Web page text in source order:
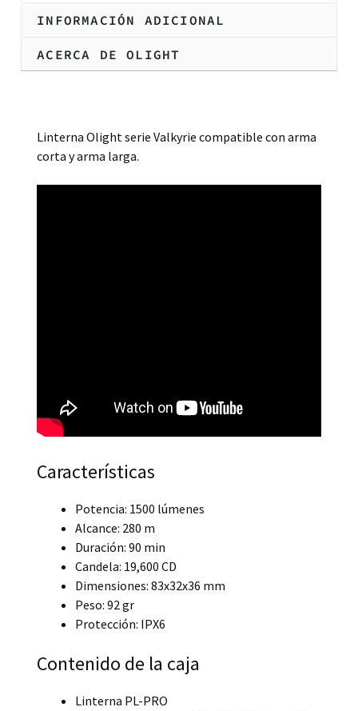
INFORMACIÓN ADICIONAL
ACERCA DE OLIGHT
Linterna Olight serie Valkyrie compatible con arma
corta y arma larga.
Características
Potencia: 1500 lúmenes
Alcance: 280 m
Duración: 90 min
Candela: 19,600 CD
Dimensiones: 83x32x36 mm
Peso: 92 gr
Protección: IPX6
Contenido de la caja
Linterna PL-PRO